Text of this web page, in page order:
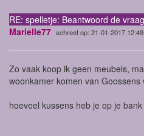
RE: spelletje: Beantwoord de vraag
Marielle77 schreef op: 21-01-2017
Zo vaak koop ik geen meubels,
woonkamer komen van Goossens
hoeveel kussens heb je op je